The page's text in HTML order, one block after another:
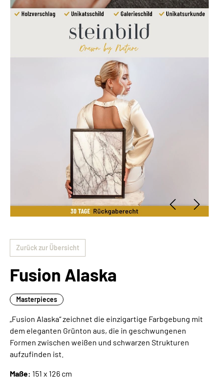
Zurück zur Übersicht
Fusion Alaska
Masterpieces
„Fusion Alaska“ zeichnet die einzigartige Farbgebung mit
dem eleganten Grünton aus, die in geschwungenen
Formen zwischen weißen und schwarzen Strukturen
aufzufinden ist.
Maße: 151 x 126 cm